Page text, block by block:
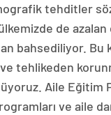
tehditler
de azalan
bahsediliyor. Bu
tehlikeden
Aile Eğitim
ve aile